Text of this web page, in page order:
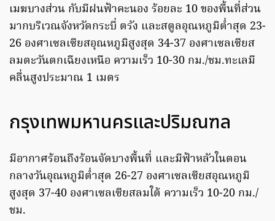
เมฆบางส่วน กับมีฝนฟ้าคะนอง ร้อยละ 10 ของพื้นที่ส่วน
มากบริเวณจังหวัดกระบี่ ตรัง และสตูลอุณหภูมิต่ำสุด 23-
26 องศาเซลเซียสอุณหภูมิสูงสุด 34-37 องศาเซลเซียส
ลมตะวันตกเฉียงเหนือ ความเร็ว 10-30 กม./ชม.ทะเลมี
คลื่นสูงประมาณ 1 เมตร
กรุงเทพมหานครและปริมณฑล
มีอากาศร้อนถึงร้อนจัดบางพื้นที่ และมีฟ้าหลัวในตอน
กลางวันอุณหภูมิต่ำสุด 26-27 องศาเซลเซียสอุณหภูมิ
สูงสุด 37-40 องศาเซลเซียสลมใต้ ความเร็ว 10-20 กม./
ชม.